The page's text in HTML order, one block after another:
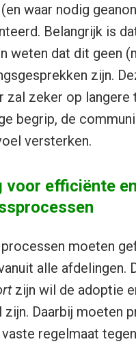
waar nodig
Belangrijk is
weten dat dit geen
zijn.
zal zeker op langere
begrip, de
versterken.
voor efficiënte
moeten
alle afdelingen.
zijn wil de adoptie
zijn. Daarbij moeten
regelmaat